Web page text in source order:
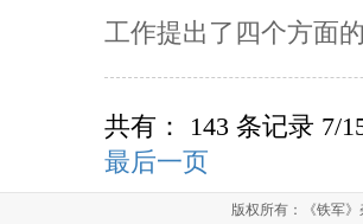
工作提出了四个方面
共有： 143 条记录 7/
最后一页
版权所有：《铁军